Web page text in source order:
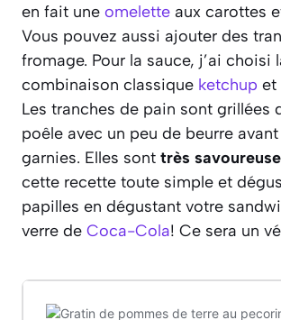
en fait une omelette aux carottes
Vous pouvez aussi ajouter des
fromage. Pour la sauce, j’ai choisi
combinaison classique ketchup et
Les tranches de pain sont grillées
poêle avec un peu de beurre avant
garnies. Elles sont très
cette recette toute simple et
papilles en dégustant votre
verre de Coca-Cola! Ce sera un